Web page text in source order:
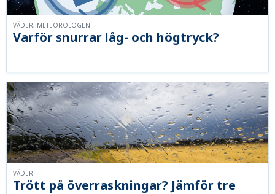
Varför snurrar låg- och högtryck?
VÄDER, METEOROLOGEN
Trött på överraskningar? Jämför tre
VÄDER